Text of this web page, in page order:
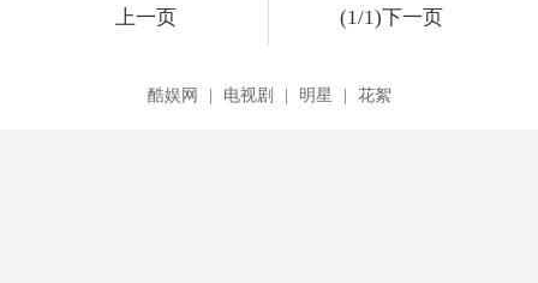
上一页 (1/1)下一页
酷娱网 | 电视剧 | 明星 | 花絮